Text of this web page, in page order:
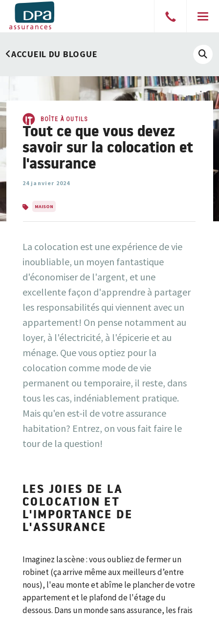
courtier
ACCUEIL DU BLOGUE
le
de
BOÎTE À OUTILS
Tout ce que vous devez
savoir sur la colocation et
l'assurance
24 janvier 2024
MAISON
La colocation est une expérience de vie
inoubliable, un moyen fantastique
d'économiser de l'argent, et une
excellente façon d'apprendre à partager
les responsabilités qui viennent avec un
appartement! On pense notamment au
loyer, à l'électricité, à l'épicerie et au
ménage. Que vous optiez pour la
colocation comme mode de vie
permanent ou temporaire, il reste, dans
tous les cas, indéniablement pratique.
Mais qu'en est-il de votre assurance
habitation? Entrez, on vous fait faire le
tour de la question!
LES JOIES DE LA
COLOCATION ET
L'IMPORTANCE DE
L'ASSURANCE
Imaginez la scène : vous oubliez de fermer un
robinet (ça arrive même aux meilleurs d’entre
nous), l'eau monte et abîme le plancher de votre
appartement et le plafond de l'étage du
dessous. Dans un monde sans assurance, les frais